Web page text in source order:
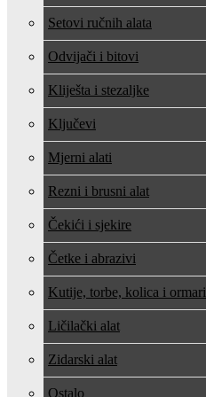
Setovi ručnih alata
Odvijači i bitovi
Kliješta i stezaljke
Ključevi
Mjerni alati
Rezni i brusni alat
Čekići i sjekire
Četke i abrazivi
Kutije, torbe, kolica i ormari
Ličilački alat
Zidarski alat
Ostalo